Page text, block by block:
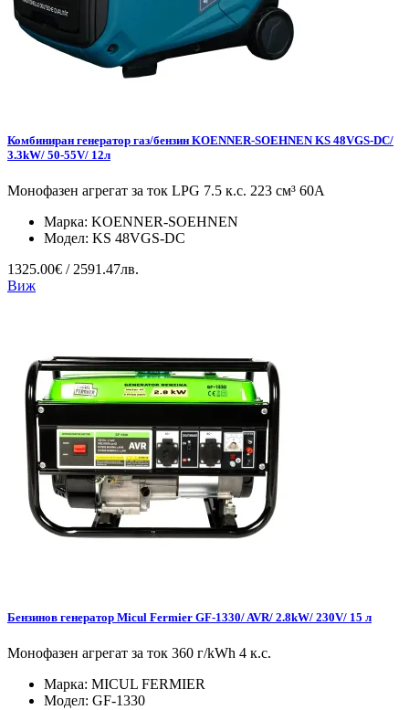
Комбиниран генератор газ/бензин KOENNER-SOEHNEN KS 48VGS-DC/
3.3kW/ 50-55V/ 12л
Монофазен агрегат за ток LPG 7.5 к.с. 223 см³ 60А
Марка: KOENNER-SOEHNEN
Модел: KS 48VGS-DC
1325.00€ / 2591.47лв.
Виж
Бензинов генератор Micul Fermier GF-1330/ AVR/ 2.8kW/ 230V/ 15 л
Монофазен агрегат за ток 360 г/kWh 4 к.с.
Марка: MICUL FERMIER
Модел: GF-1330